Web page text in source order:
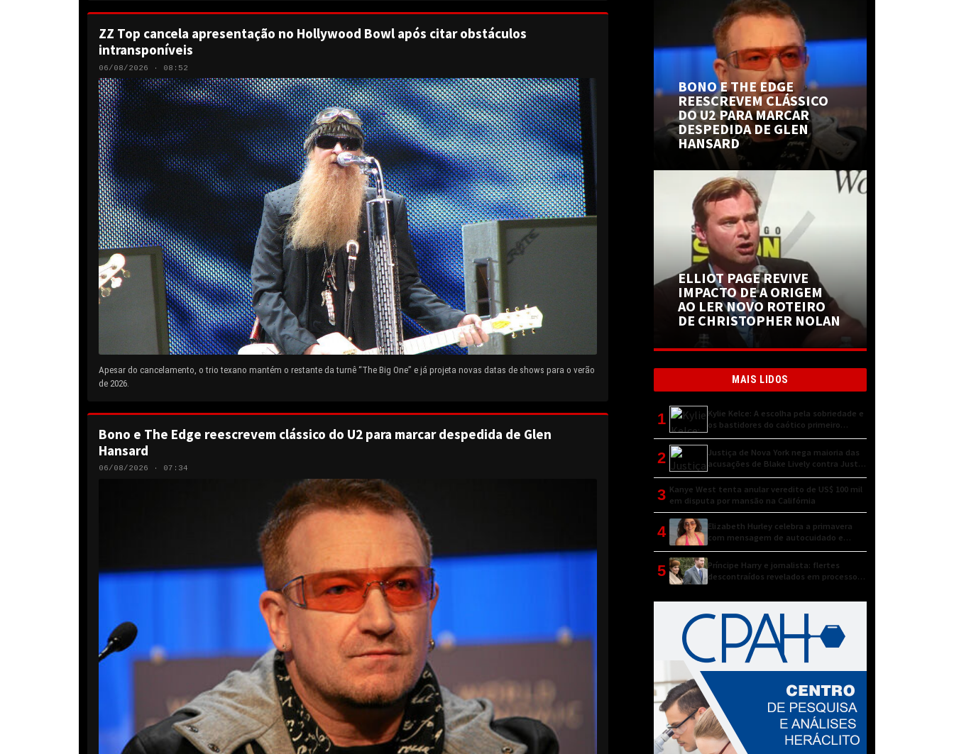
ZZ Top cancela apresentação no Hollywood Bowl após citar obstáculos
intransponíveis
06/08/2026 · 08:52
Apesar do cancelamento, o trio texano mantém o restante da turnê “The Big One” e já projeta novas datas de shows para o verão
de 2026.
Bono e The Edge reescrevem clássico do U2 para marcar despedida de Glen
Hansard
06/08/2026 · 07:34
BONO E THE EDGE
REESCREVEM CLÁSSICO
DO U2 PARA MARCAR
DESPEDIDA DE GLEN
HANSARD
ELLIOT PAGE REVIVE
IMPACTO DE A ORIGEM
AO LER NOVO ROTEIRO
DE CHRISTOPHER NOLAN
MAIS LIDOS
1
Kylie Kelce: A escolha pela sobriedade e
os bastidores do caótico primeiro
encontro
2
Justiça de Nova York nega maioria das
acusações de Blake Lively contra Justin
Baldoni
3 Kanye West tenta anular veredito de US$ 100 mil
em disputa por mansão na Califórnia
4
Elizabeth Hurley celebra a primavera
com mensagem de autocuidado e
conexão natural
5
Príncipe Harry e jornalista: flertes
descontraídos revelados em processo